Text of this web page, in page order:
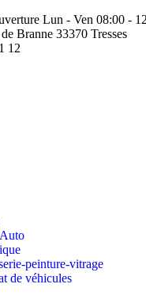
Lun - Ven 08:00 -
Branne 33370 Tresses
12
peinture-vitrage
de véhicules